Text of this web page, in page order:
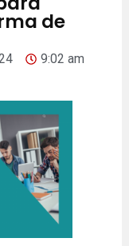
de
9:02 am